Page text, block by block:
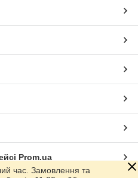
Prom.ua
час. Замовлення та